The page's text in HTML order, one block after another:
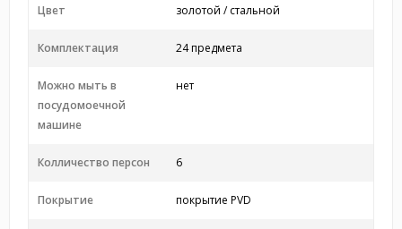
Цвет золотой / стальной
Комплектация 24 предмета
Можно мыть в
посудомоечной
машине
нет
Колличество персон 6
Покрытие покрытие PVD